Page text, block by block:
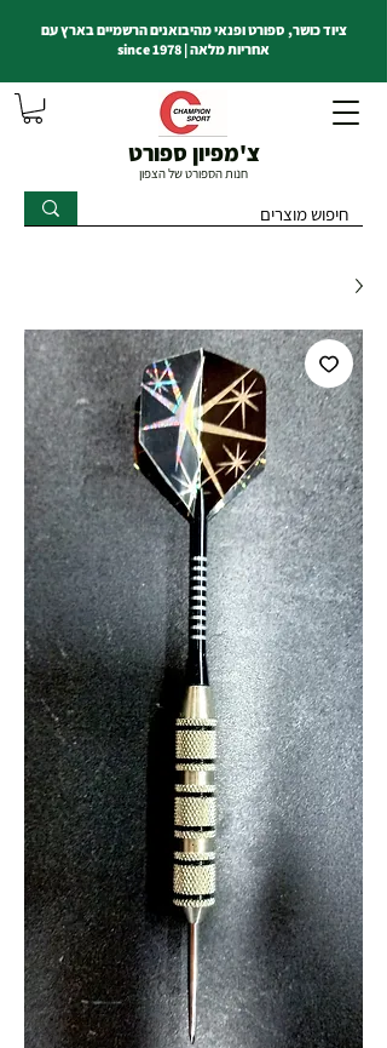
צ'מפיון ספורט
חנות הספורט של הצפון
ציוד כושר, ספורט ופנאי מהיבואנים הרשמיים בארץ עם
אחריות מלאה | since 1978